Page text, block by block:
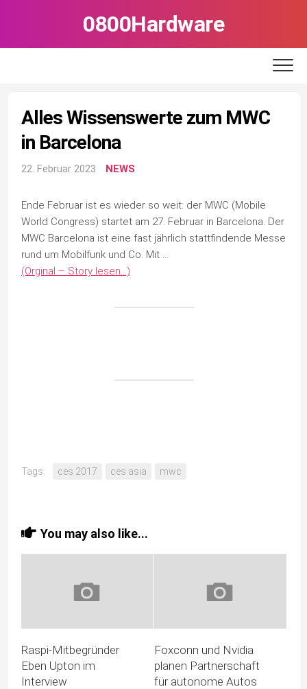
0800Hardware
Alles Wissenswerte zum MWC
in Barcelona
22. Februar 2023 NEWS
Ende Februar ist es wieder so weit: der MWC (Mobile
World Congress) startet am 27. Februar in Barcelona. Der
MWC Barcelona ist eine fast jährlich stattfindende Messe
rund um Mobilfunk und Co. Mit …
(Orginal – Story lesen…)
Tags: ces 2017 ces asia mwc
You may also like...
Raspi-Mitbegründer
Eben Upton im
Interview
Foxconn und Nvidia
planen Partnerschaft
für autonome Autos